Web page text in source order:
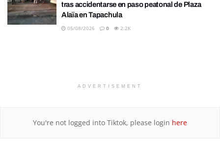
tras accidentarse en paso peatonal de Plaza
Alaïa en Tapachula
05/08/2026 0 2.2K
ADVERTISEMENT
You're not logged into Tiktok, please login here